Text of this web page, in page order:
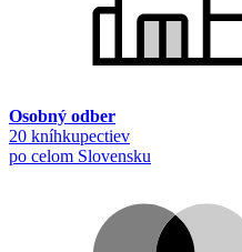
Osobný odber
20 kníhkupectiev
po celom Slovensku